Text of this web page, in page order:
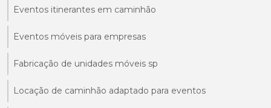
Eventos itinerantes em caminhão
Eventos móveis para empresas
Fabricação de unidades móveis sp
Locação de caminhão adaptado para eventos